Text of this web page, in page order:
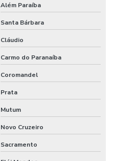
Além Paraíba
Santa Bárbara
Cláudio
Carmo do Paranaíba
Coromandel
Prata
Mutum
Novo Cruzeiro
Sacramento